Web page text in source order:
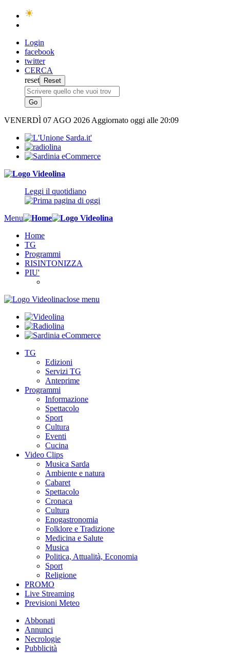
Login
facebook
twitter
CERCA
reset
VENERDÌ 07 AGO 2026 Aggiornato oggi alle 20:09
Leggi il quotidiano
Menu
Home
TG
Programmi
RISINTONIZZA
PIU'
close menu
TG
Edizioni
Servizi TG
Anteprime
Programmi
Informazione
Spettacolo
Sport
Cultura
Eventi
Cucina
Video Clips
Musica Sarda
Ambiente e natura
Cabaret
Spettacolo
Cronaca
Cultura
Enogastronomia
Folklore e Tradizione
Medicina e Salute
Musica
Politica, Attualità, Economia
Sport
Religione
PROMO
Live Streaming
Previsioni Meteo
Abbonati
Annunci
Necrologie
Pubblicità